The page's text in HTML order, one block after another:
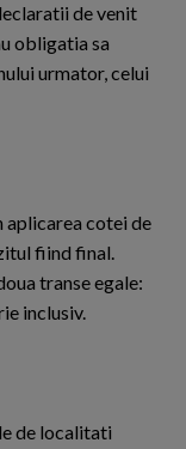
de venit
obligatia sa
urmator, celui
aplicarea cotei de
fiind final.
transe egale:
inclusiv.
de localitati